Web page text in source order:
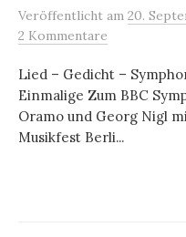
Veröffentlicht am 20.
2 Kommentare
Lied – Gedicht –
Einmalige Zum BBC
Oramo und Georg Nigl
Musikfest Berli...